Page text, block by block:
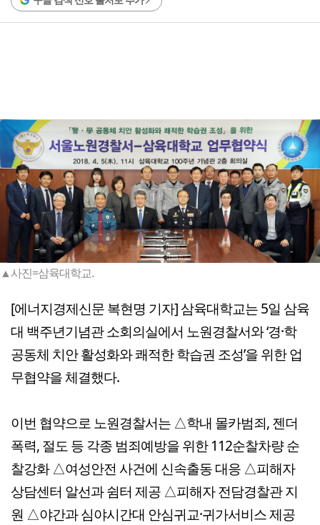
▲사진=삼육대학교.
[에너지경제신문 복현명 기자] 삼육대학교는 5일 삼육
대 백주년기념관 소회의실에서 노원경찰서와 ‘경·학
공동체 치안 활성화와 쾌적한 학습권 조성’을 위한 업
무협약을 체결했다.
이번 협약으로 노원경찰서는 △학내 몰카범죄, 젠더
폭력, 절도 등 각종 범죄예방을 위한 112순찰차량 순
찰강화 △여성안전 사건에 신속출동 대응 △피해자
상담센터 알선과 쉼터 제공 △피해자 전담경찰관 지
원 △야간과 심야시간대 안심귀교·귀가서비스 제공